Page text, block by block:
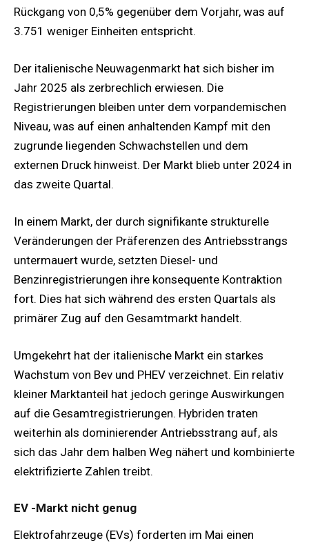
Rückgang von 0,5% gegenüber dem Vorjahr, was auf
3.751 weniger Einheiten entspricht.
Der italienische Neuwagenmarkt hat sich bisher im
Jahr 2025 als zerbrechlich erwiesen. Die
Registrierungen bleiben unter dem vorpandemischen
Niveau, was auf einen anhaltenden Kampf mit den
zugrunde liegenden Schwachstellen und dem
externen Druck hinweist. Der Markt blieb unter 2024 in
das zweite Quartal.
In einem Markt, der durch signifikante strukturelle
Veränderungen der Präferenzen des Antriebsstrangs
untermauert wurde, setzten Diesel- und
Benzinregistrierungen ihre konsequente Kontraktion
fort. Dies hat sich während des ersten Quartals als
primärer Zug auf den Gesamtmarkt handelt.
Umgekehrt hat der italienische Markt ein starkes
Wachstum von Bev und PHEV verzeichnet. Ein relativ
kleiner Marktanteil hat jedoch geringe Auswirkungen
auf die Gesamtregistrierungen. Hybriden traten
weiterhin als dominierender Antriebsstrang auf, als
sich das Jahr dem halben Weg nähert und kombinierte
elektrifizierte Zahlen treibt.
EV -Markt nicht genug
Elektrofahrzeuge (EVs) forderten im Mai einen